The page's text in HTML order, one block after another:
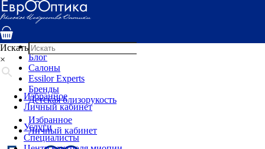
Услуги
Специалисты
Детская оптика
Блог
Салоны
Essilor Experts
Бренды
Детская близорукость
Избранное
Личный кабинет
Искать
×
Избранное
Личный кабинет
Услуги
Специалисты